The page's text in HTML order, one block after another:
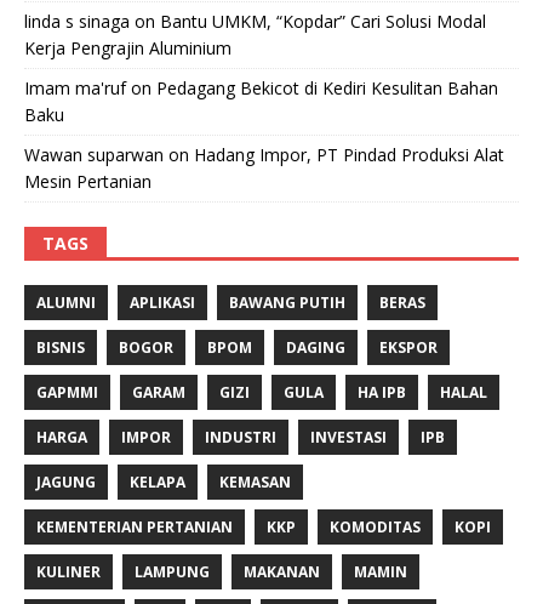
linda s sinaga on Bantu UMKM, “Kopdar” Cari Solusi Modal
Kerja Pengrajin Aluminium
Imam ma'rufon Pedagang Bekicot di Kediri Kesulitan Bahan
Baku
Wawan suparwan on Hadang Impor, PT Pindad Produksi Alat
Mesin Pertanian
TAGS
ALUMNI APLIKASI BAWANG PUTIH BERAS
BISNIS BOGOR BPOM DAGING EKSPOR
GAPMMI GARAM GIZI GULA HA IPB HALAL
HARGA IMPOR INDUSTRI INVESTASI IPB
JAGUNG KELAPA KEMASAN
KEMENTERIAN PERTANIAN KKP KOMODITAS KOPI
KULINER LAMPUNG MAKANAN MAMIN